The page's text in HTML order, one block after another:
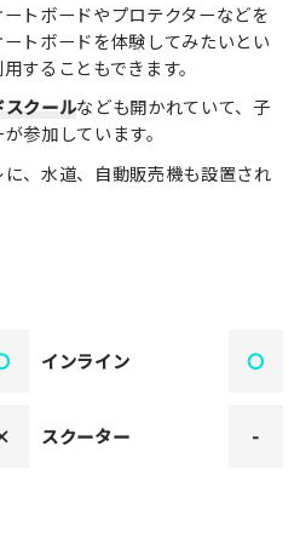
トボードやプロテクターなどを
トボードを体験してみたいとい
することもできます。
スクールなども開かれていて、子
参加しています。
、水道、自動販売機も設置され
インライン 〇
スクーター -